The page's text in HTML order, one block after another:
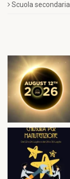
Scuola